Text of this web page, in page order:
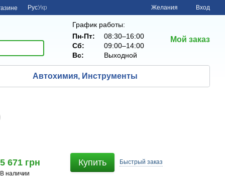
РусУкр Желания Вход
График работы:
Пн-Пт:
08:30–16:00
Сб:
09:00–14:00
Вс:
Выходной
Мой заказ
Автохимия, Инструменты
5 671 грн
В наличии
Купить Быстрый заказ